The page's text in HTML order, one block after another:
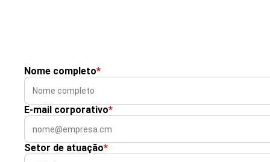
Nome completo*
E-mail corporativo*
Setor de atuação*